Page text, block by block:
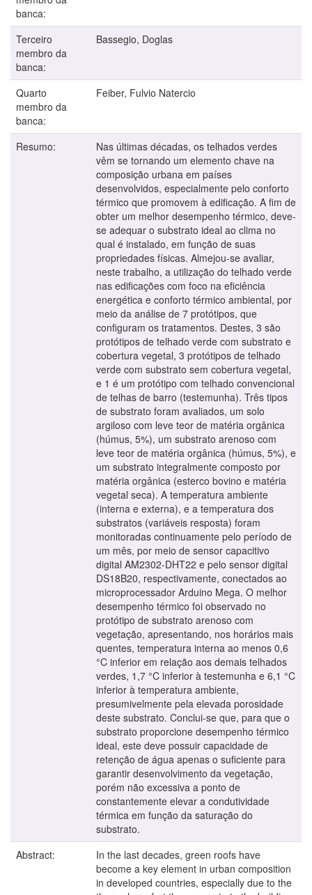
banca:
Terceiro
membro da
banca:
Bassegio, Doglas
Quarto
membro da
banca:
Feiber, Fulvio Natercio
Resumo:
Nas últimas décadas, os telhados verdes
vêm se tornando um elemento chave na
composição urbana em países
desenvolvidos, especialmente pelo conforto
térmico que promovem à edificação. A fim de
obter um melhor desempenho térmico, deve-
se adequar o substrato ideal ao clima no
qual é instalado, em função de suas
propriedades físicas. Almejou-se avaliar,
neste trabalho, a utilização do telhado verde
nas edificações com foco na eficiência
energética e conforto térmico ambiental, por
meio da análise de 7 protótipos, que
configuram os tratamentos. Destes, 3 são
protótipos de telhado verde com substrato e
cobertura vegetal, 3 protótipos de telhado
verde com substrato sem cobertura vegetal,
e 1 é um protótipo com telhado convencional
de telhas de barro (testemunha). Três tipos
de substrato foram avaliados, um solo
argiloso com leve teor de matéria orgânica
(húmus, 5%), um substrato arenoso com
leve teor de matéria orgânica (húmus, 5%), e
um substrato integralmente composto por
matéria orgânica (esterco bovino e matéria
vegetal seca). A temperatura ambiente
(interna e externa), e a temperatura dos
substratos (variáveis resposta) foram
monitoradas continuamente pelo período de
um mês, por meio de sensor capacitivo
digital AM2302-DHT22 e pelo sensor digital
DS18B20, respectivamente, conectados ao
microprocessador Arduino Mega. O melhor
desempenho térmico foi observado no
protótipo de substrato arenoso com
vegetação, apresentando, nos horários mais
quentes, temperatura interna ao menos 0,6
°C inferior em relação aos demais telhados
verdes, 1,7 °C inferior à testemunha e 6,1 °C
inferior à temperatura ambiente,
presumivelmente pela elevada porosidade
deste substrato. Conclui-se que, para que o
substrato proporcione desempenho térmico
ideal, este deve possuir capacidade de
retenção de água apenas o suficiente para
garantir desenvolvimento da vegetação,
porém não excessiva a ponto de
constantemente elevar a condutividade
térmica em função da saturação do
substrato.
Abstract:
In the last decades, green roofs have
become a key element in urban composition
in developed countries, especially due to the